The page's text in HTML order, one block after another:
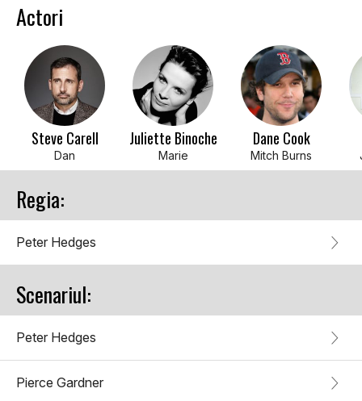
Actori
Steve Carell
Dan
Juliette Binoche
Marie
Dane Cook
Mitch Burns
Regia:
Peter Hedges
Scenariul:
Peter Hedges
Pierce Gardner